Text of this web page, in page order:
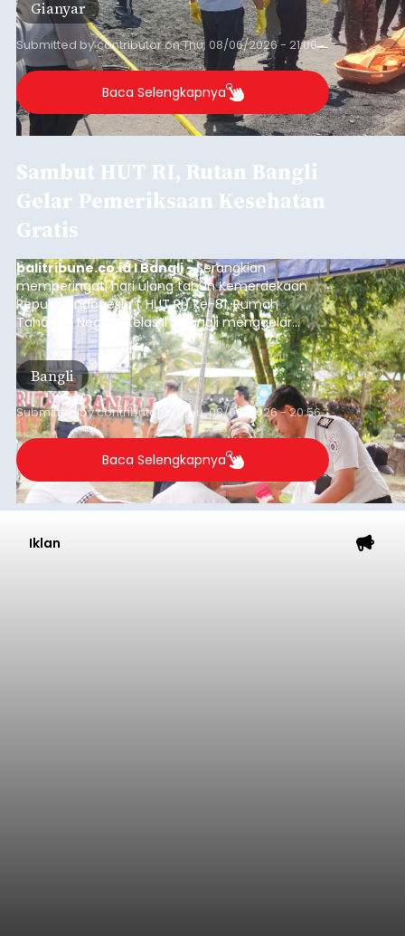
Gianyar
Submitted bycontributoronThu, 08/06/2026 - 21:06
Baca Selengkapnya
Sambut HUT RI, Rutan Bangli
Gelar Pemeriksaan Kesehatan
Gratis
balitribune.co.id I Bangli -Serangkian
memperingati hari ulang tahun Kemerdekaan
Republik Indonesia ( HUT RI) ke-81, Rumah
Tahanan Negara Kelas II B Bangli menggelar
kegiatan pemeriksaan kesehatan gratis, Rabu
(6/8/2026).
Bangli
Submitted bycontributor Thu, 08/06/2026 - 20:56
Baca Selengkapnya
Iklan